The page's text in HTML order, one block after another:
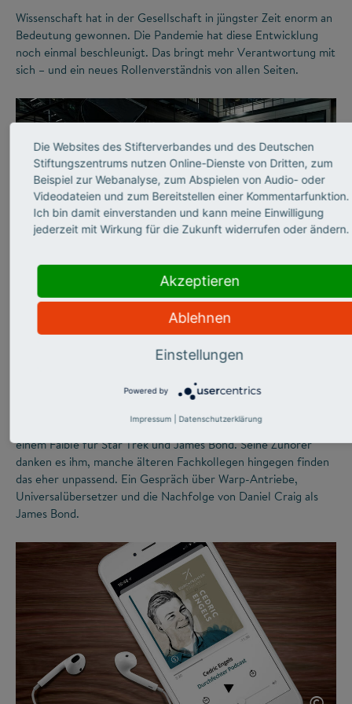
Wissenschaft hat in der Gesellschaft in jüngster Zeit enorm an
Bedeutung gewonnen. Die Pandemie hat diese Entwicklung
noch einmal beschleunigt. Das bringt mehr Verantwortung mit
sich – und ein neues Rollenverständnis von allen Seiten.
©
WISSENSCHAFTSKOMMUNIKATION
„In meinen Vorlesungen
darf man auch lachen“
Metin Tolan selbst sieht sich als experimentellen Physiker mit
einem Faible für Star Trek und James Bond. Seine Zuhörer
danken es ihm, manche älteren Fachkollegen hingegen finden
das eher unpassend. Ein Gespräch über Warp-Antriebe,
Universalübersetzer und die Nachfolge von Daniel Craig als
James Bond.
Die Websites des Stifterverbandes und des Deutschen
Stiftungszentrums nutzen Online-Dienste von Dritten, zum
Beispiel zur Webanalyse, zum Abspielen von Audio- oder
Videodateien und zum Bereitstellen einer Kommentarfunktion.
Ich bin damit einverstanden und kann meine Einwilligung
jederzeit mit Wirkung für die Zukunft widerrufen oder ändern.
Akzeptieren
Ablehnen
Einstellungen
Powered by
Impressum Datenschutzerklärung